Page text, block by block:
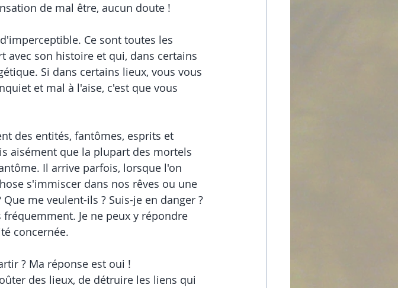
de mal être, aucun doute !
Ce sont toutes les
avec son histoire et qui, dans certains
Si dans certains lieux, vous vous
et mal à l'aise, c'est que vous
des entités, fantômes, esprits et
aisément que la plupart des mortels
Il arrive parfois, lorsque l'on
s'immiscer dans nos rêves ou une
me veulent-ils ? Suis-je en danger ?
Je ne peux y répondre
concernée.
partir ? Ma réponse est oui !
des lieux, de détruire les liens qui